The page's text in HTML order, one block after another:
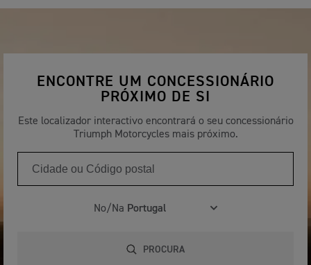
ENCONTRE UM CONCESSIONÁRIO
PRÓXIMO DE SI
Este localizador interactivo encontrará o seu concessionário
Triumph Motorcycles mais próximo.
No/Na
PROCURA